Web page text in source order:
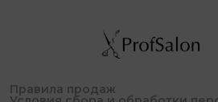
Правила продаж